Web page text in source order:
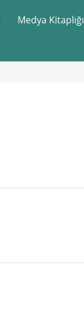
Medya Kitaplığı